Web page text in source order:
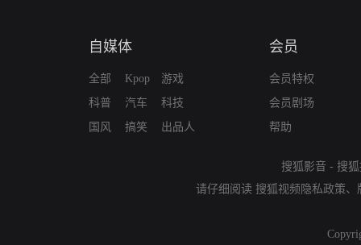
自媒体
全部
科普
国风
Kpop
汽车
搞笑
游戏
科技
出品人
会员
会员特权
会员剧场
帮助
搜狐影音 - 搜
请仔细阅读 搜狐视频隐私政策、